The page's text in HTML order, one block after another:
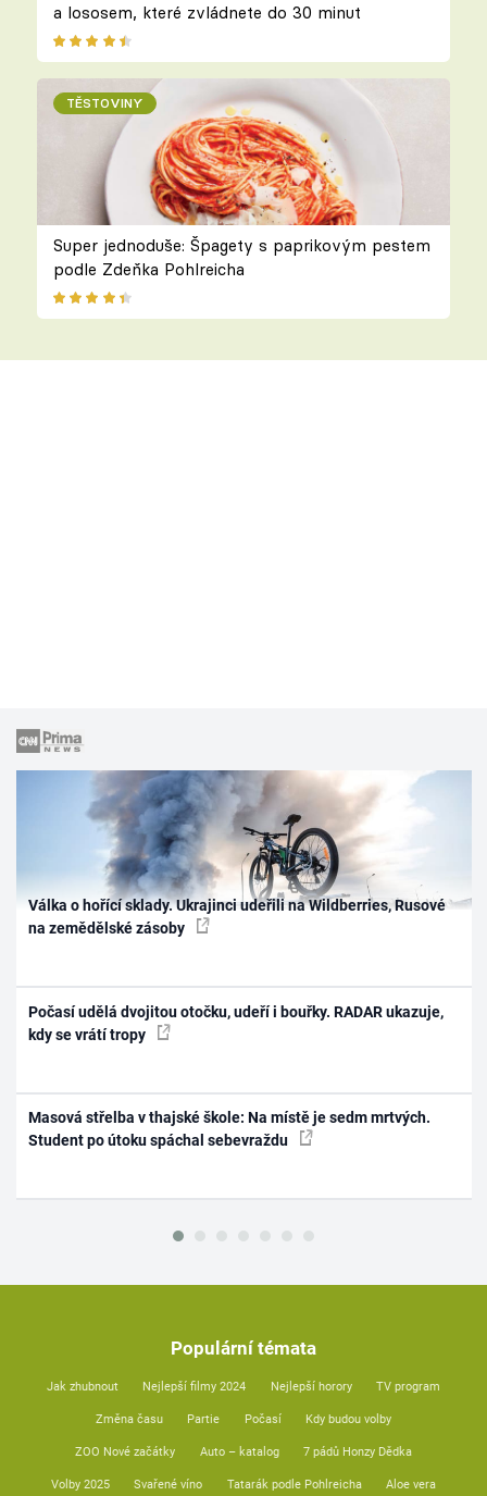
a lososem, které zvládnete do 30 minut
TĚSTOVINY
Super jednoduše: Špagety s paprikovým pestem
podle Zdeňka Pohlreicha
Válka o hořící sklady. Ukrajinci udeřili na Wildberries, Rusové
na zemědělské zásoby
Počasí udělá dvojitou otočku, udeří i bouřky. RADAR ukazuje,
kdy se vrátí tropy
Masová střelba v thajské škole: Na místě je sedm mrtvých.
Student po útoku spáchal sebevraždu
Populární témata
Jak zhubnout Nejlepší filmy 2024 Nejlepší horory TV program
Změna času Partie Počasí Kdy budou volby
ZOO Nové začátky Auto – katalog 7 pádů Honzy Dědka
Volby 2025 Svařené víno Tatarák podle Pohlreicha Aloe vera